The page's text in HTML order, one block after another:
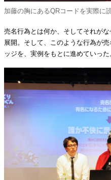
加藤の胸にあるQRコードを実際に
売名行為とは何か、そしてそれが
展開。そして、このような行為が
ッジを、実例をもとに進めていった